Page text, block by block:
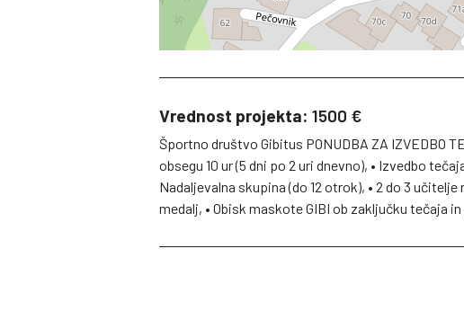
Vrednost projekta: 1500 €
Športno društvo Gibitus PONUDBA ZA IZVEDBO
obsegu 10 ur (5 dni po 2 uri dnevno), • Izvedbo
Nadaljevalna skupina (do 12 otrok), • 2 do 3
medalj, • Obisk maskote GIBI ob zaključku tečaja